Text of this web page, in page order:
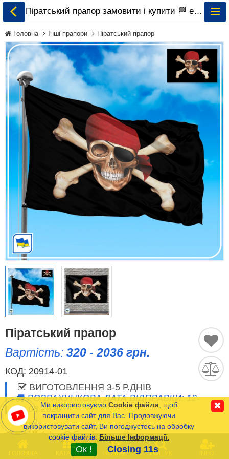
Всі Прапори
Прапори України
Прапори Світу за
Континентами
Прапори на
Замовлення
Прапори Міжнародних
Історичні Прапори
Спортивні Прапори
Етнічні Прапори
Прапори США (штатів)
Інші прапори
Порівняти
Список
(0)
Часті Питання (FAQ)
Оплата та Доставка
ГОЛОВНА КАТАЛОГ
0
КОШИК ПОШУК INFO
Піратський прапор замовити і купити 🏁 ePrapor.com.ua
Головна Інші прапори Піратський прапор
Піратський прапор
Вартість: 320 - 2036 грн.
КОД: 20914-01
ВИГОТОВЛЕННЯ 3-5 Р.ДНІВ
РОЗРАХУНКОВА ДАТА ВІДПРАВКИ: 12-
13.08.2026
ОПЦІЇ(*- Обов’язкові)
РОЗМІР
Ми використовуємо Cookie файли , щоб
покращити сайт для Вас. Продовжуючи
використовувати сайт, Ви погоджуєтесь на обробку
cookie файлів. Більше Інформації.
Ок ! Closing 11s
✖